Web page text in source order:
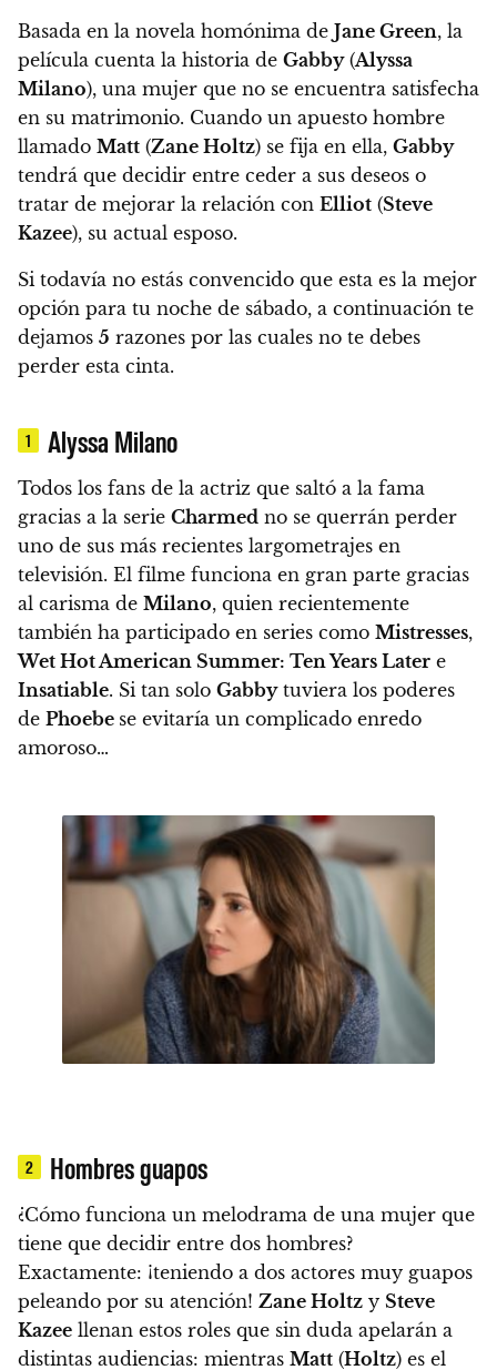
Basada en la novela homónima de Jane Green, la
película cuenta la historia de Gabby(Alyssa
Milano), una mujer que no se encuentra satisfecha
en su matrimonio. Cuando un apuesto hombre
llamado Matt (Zane Holtz) se fija en ella, Gabby
tendrá que decidir entre ceder a sus deseos o
tratar de mejorar la relación con Elliot (Steve
Kazee), su actual esposo.
Si todavía no estás convencido que esta es la mejor
opción para tu noche de sábado, a continuación te
dejamos 5 razones por las cuales no te debes
perder esta cinta.
1 Alyssa Milano
Todos los fans de la actriz que saltó a la fama
gracias a la serie Charmed no se querrán perder
uno de sus más recientes largometrajes en
televisión. El filme funciona en gran parte gracias
al carisma de Milano, quien recientemente
también ha participado en series como Mistresses,
Wet Hot American Summer: Ten Years Later e
Insatiable. Si tan solo Gabbytuviera los poderes
de Phoebe se evitaría un complicado enredo
amoroso…
2 Hombres guapos
¿Cómo funciona un melodrama de una mujer que
tiene que decidir entre dos hombres?
Exactamente: ¡teniendo a dos actores muy guapos
peleando por su atención! Zane Holtz y Steve
Kazee llenan estos roles que sin duda apelarán a
distintas audiencias: mientras Matt (Holtz) es el